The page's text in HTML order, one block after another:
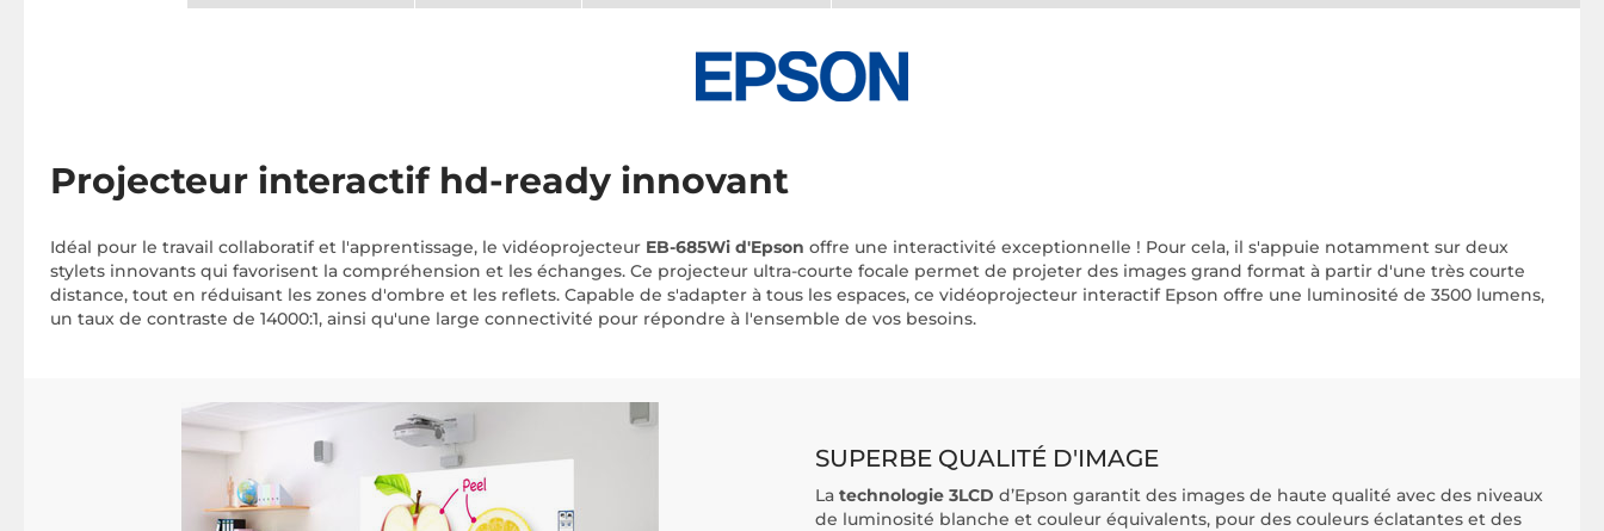
Projecteur interactif hd-ready innovant
Idéal pour le travail collaboratif et l'apprentissage, le vidéoprojecteur EB-685Wi d'Epson offre une interactivité exceptionnelle ! Pour cela, il s'appuie notamment sur deux
stylets innovants qui favorisent la compréhension et les échanges. Ce projecteur ultra-courte focale permet de projeter des images grand format à partir d'une très courte
distance, tout en réduisant les zones d'ombre et les reflets. Capable de s'adapter à tous les espaces, ce vidéoprojecteur interactif Epson offre une luminosité de 3500 lumens,
un taux de contraste de 14000:1, ainsi qu'une large connectivité pour répondre à l'ensemble de vos besoins.
SUPERBE QUALITÉ D'IMAGE
La technologie 3LCD d’Epson garantit des images de haute qualité avec des niveaux
de luminosité blanche et couleur équivalents, pour des couleurs éclatantes et des